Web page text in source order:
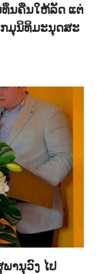
ນຄືນໃຫ້ລັດ ແຕ່
ມຸນິທິມະນຸດສະ
ານຸວົງ ໄປ